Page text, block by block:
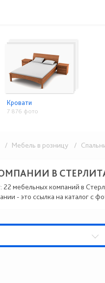
Кровати
7 876 фото
/ Мебель в розницу /
В
22 мебельных компаний в
- это ссылка на каталог с